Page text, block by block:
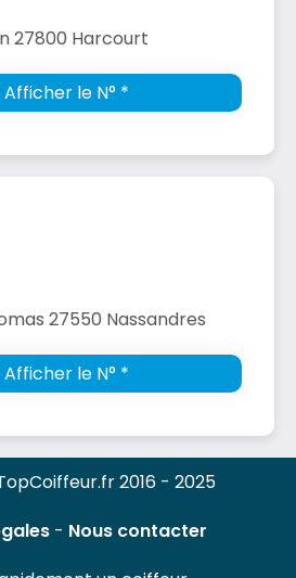
27800 Harcourt
le N° *
27550 Nassandres
le N° *
2016 - 2025
- Nous contacter